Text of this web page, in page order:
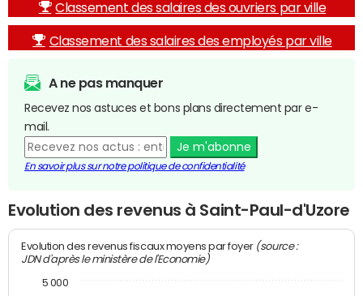
Classement des salaires des ouvriers par ville
Classement des salaires des employés par ville
A ne pas manquer
Recevez nos astuces et bons plans directement par e-
mail.
Je m'abonne
En savoir plus sur notre politique de confidentialité
Evolution des revenus à Saint-Paul-d'Uzore
Evolution des revenus fiscaux moyens par foyer (source :
JDN d'après le ministère de l'Economie)
5 000